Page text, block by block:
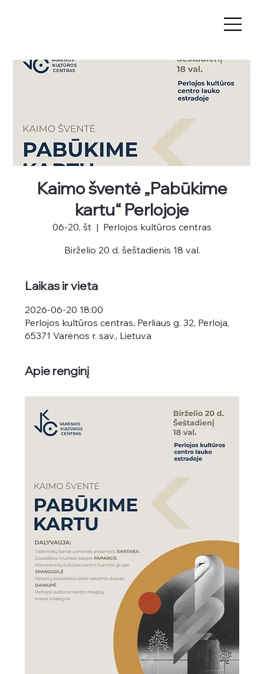
Kaimo šventė „Pabūkime
kartu“ Perlojoje
06-20, št
  |
Perlojos kultūros centras
Birželio 20 d. šeštadienis 18 val.
Laikas ir vieta
2026-06-20 18:00
Perlojos kultūros centras, Perliaus g. 32, Perloja,
65371 Varėnos r. sav., Lietuva
Apie renginį